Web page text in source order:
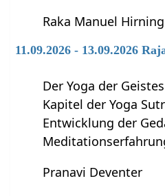
Raka Manuel Hirning
11.09.2026 - 13.09.2026
Der Yoga der
Kapitel der Yoga
Entwicklung der
Pranavi Deventer